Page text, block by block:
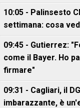
10:05 - Palinsesto
settimana: cosa
09:45 - Gutierrez:
come il Bayer. Ho
firmare"
09:31 - Cagliari, il
imbarazzante, è